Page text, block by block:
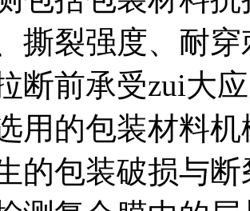
撕裂强度、耐
断前承受zui大
用的包装材料
的包装破损与